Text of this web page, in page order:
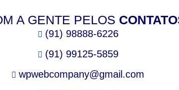
A GENTE PELOS
(91) 98888-6226
(91) 99125-5859
wpwebcompany@gmail.com